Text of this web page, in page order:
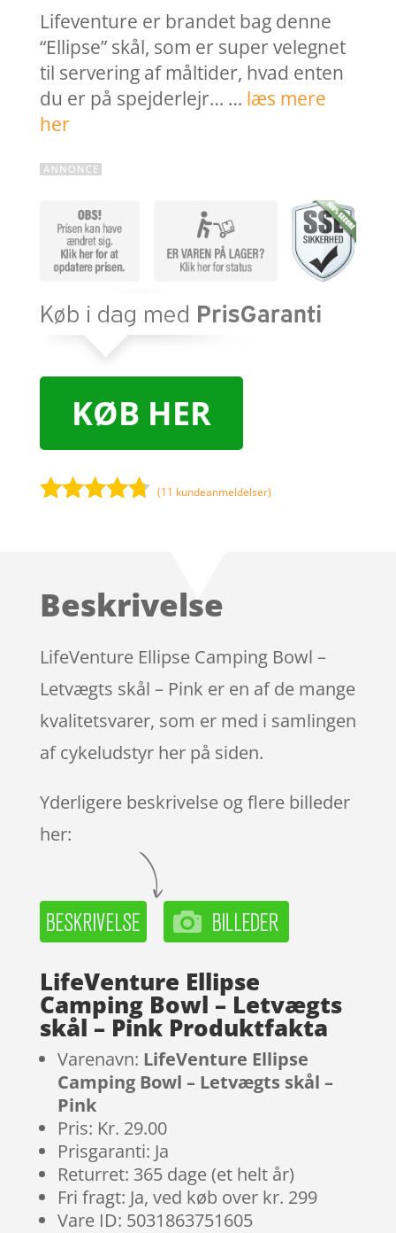
Lifeventure er brandet bag denne
“Ellipse” skål, som er super velegnet
til servering af måltider, hvad enten
du er på spejderlejr… … læs mere
her
KØB HER
på
mmelser
(11 kundeanmeldelser)
Beskrivelse
LifeVenture Ellipse Camping Bowl –
Letvægts skål – Pink er en af de mange
kvalitetsvarer, som er med i samlingen
af cykeludstyr her på siden.
Yderligere beskrivelse og flere billeder
her:
LifeVenture Ellipse
Camping Bowl – Letvægts
skål – Pink Produktfakta
Varenavn: LifeVenture Ellipse
Camping Bowl – Letvægts skål –
Pink
Pris: Kr. 29.00
Prisgaranti: Ja
Returret: 365 dage (et helt år)
Fri fragt: Ja, ved køb over kr. 299
Vare ID: 5031863751605